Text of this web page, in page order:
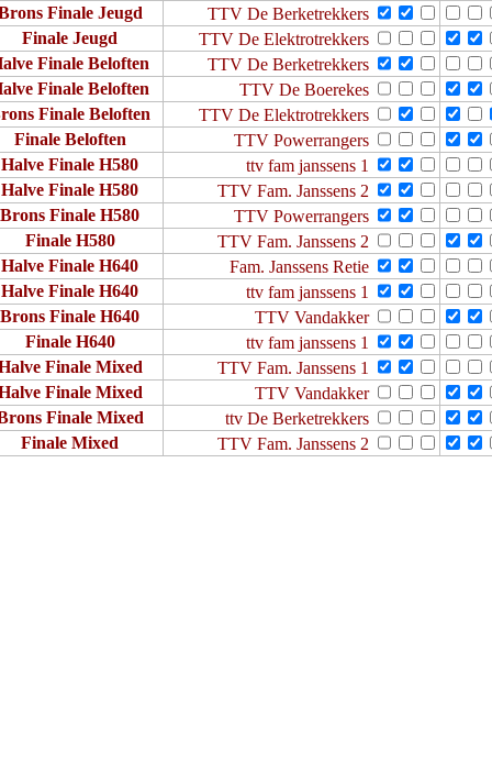
Finale Jeugd
TTV De Berketrekkers
Finale Jeugd
TTV De Elektrotrekkers
Finale Beloften
TTV De Berketrekkers
Finale Beloften
TTV De Boerekes
Finale Beloften
TTV De Elektrotrekkers
Finale Beloften
TTV Powerrangers
Halve Finale H580
ttv fam janssens 1
Halve Finale H580
TTV Fam. Janssens 2
Brons Finale H580
TTV Powerrangers
Finale H580
TTV Fam. Janssens 2
Halve Finale H640
Fam. Janssens Retie
Halve Finale H640
ttv fam janssens 1
Brons Finale H640
TTV Vandakker
Finale H640
ttv fam janssens 1
Finale Mixed
TTV Fam. Janssens 1
Finale Mixed
TTV Vandakker
Finale Mixed
ttv De Berketrekkers
Finale Mixed
TTV Fam. Janssens 2